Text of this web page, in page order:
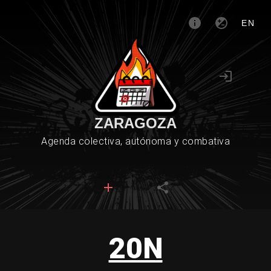
EN
ZARAGOZA
Agenda colectiva, autónoma y combativa
20N